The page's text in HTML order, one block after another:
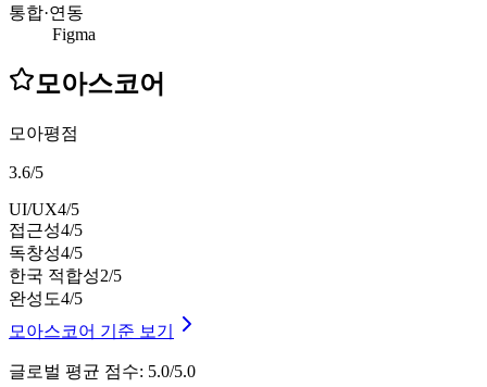
통합·연동
Figma
모아스코어
모아평점
3.6/5
UI/UX4/5
접근성4/5
독창성4/5
한국 적합성2/5
완성도4/5
모아스코어 기준 보기
글로벌 평균 점수: 5.0/5.0